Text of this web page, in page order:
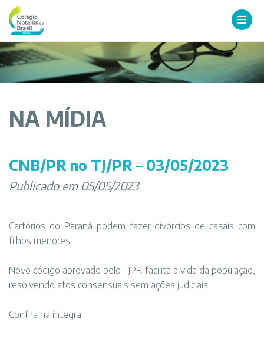
NA MÍDIA
CNB/PR no TJ/PR – 03/05/2023
Publicado em 05/05/2023
Cartórios do Paraná podem fazer divórcios de casais com
filhos menores.
Novo código aprovado pelo TJPR facilita a vida da população,
resolvendo atos consensuais sem ações judiciais.
Confira na íntegra.